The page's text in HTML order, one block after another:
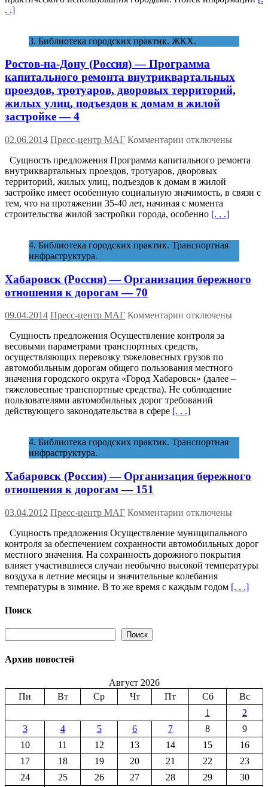
. .]
3. Библиотека городских практик. ЖКХ.
Ростов-на-Дону (Россия) — Программа
капитального ремонта внутриквартальных
проездов, тротуаров, дворовых территорий,
жилых улиц, подъездов к домам в жилой
застройке — 4
02.06.2014 Пресс-центр МАГ Комментарии к
Ростов-
на-
Дону (Россия)
—
Программа
капитального
проездов,
территорий,
подъездов
домам
в
жилой
застройке
—
4
отключены
Сущность предложения Программа капитального ремонта
внутриквартальных проездов, тротуаров, дворовых
территорий, жилых улиц, подъездов к домам в жилой
застройке имеет особенную социальную значимость, в связи с
тем, что на протяжении 35-40 лет, начиная с момента
строительства жилой застройки города, особенно [. . .]
4. Библиотека городских практик. Транспортная
инфраструктура.
Хабаровск (Россия) — Организация бережного
отношения к дорогам — 70
09.04.2014 Пресс-центр МАГ Комментарии к
Хабаровск
(Россия)
—
Организация
бережного
отношения
к
дорогам
отключены
Сущность предложения Осуществление контроля за
весовыми параметрами транспортных средств,
осуществляющих перевозку тяжеловесных грузов по
автомобильным дорогам общего пользования местного
значения городского округа «Город Хабаровск» (далее –
тяжеловесные транспортные средства). Не соблюдение
пользователями автомобильных дорог требований
действующего законодательства в сфере [. . .]
4. Библиотека городских практик. Транспортная
инфраструктура.
Хабаровск (Россия) — Организация бережного
отношения к дорогам — 151
03.04.2012 Пресс-центр МАГ Комментарии к
Хабаровск
(Россия)
—
Организация
бережного
отношения
отключены
Сущность предложения Осуществление муниципального
контроля за обеспечением сохранности автомобильных дорог
местного значения. На сохранность дорожного покрытия
влияет участившиеся случаи необычно высокой температуры
воздуха в летние месяцы и значительные колебания
температуры в зимние. В то же время с каждым годом [. . .]
Поиск
Поиск
Архив новостей
Август 2026
Пн
Вт Ср Чт Пт Сб
Вс
1
2
3
4 5 6 7 8
9
10
11 12 13 14 15
16
17
18 19 20 21 22
23
24
25 26 27 28 29
30